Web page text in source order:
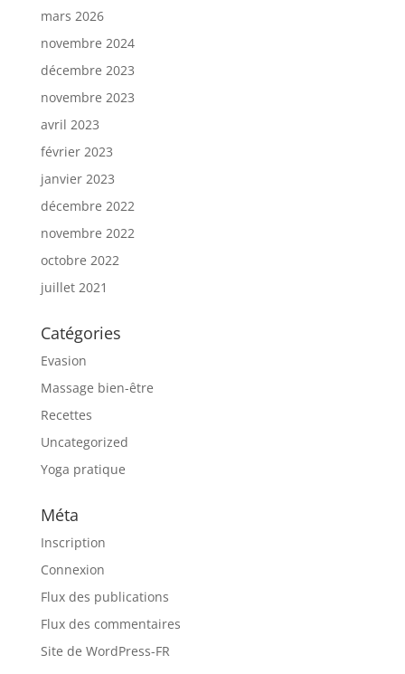
mars 2026
novembre 2024
décembre 2023
novembre 2023
avril 2023
février 2023
janvier 2023
décembre 2022
novembre 2022
octobre 2022
juillet 2021
Catégories
Evasion
Massage bien-être
Recettes
Uncategorized
Yoga pratique
Méta
Inscription
Connexion
Flux des publications
Flux des commentaires
Site de WordPress-FR